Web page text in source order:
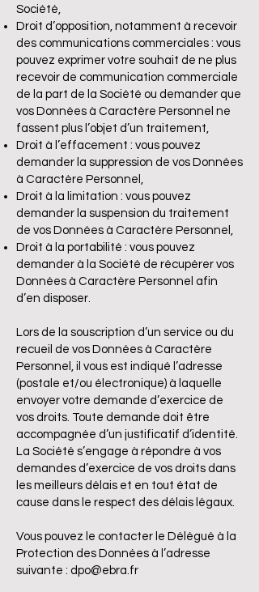
Société,
Droit d’opposition, notamment à recevoir
des communications commerciales : vous
pouvez exprimer votre souhait de ne plus
recevoir de communication commerciale
de la part de la Société ou demander que
vos Données à Caractère Personnel ne
fassent plus l’objet d’un traitement,
Droit à l’effacement : vous pouvez
demander la suppression de vos Données
à Caractère Personnel,
Droit à la limitation : vous pouvez
demander la suspension du traitement
de vos Données à Caractère Personnel,
Droit à la portabilité : vous pouvez
demander à la Société de récupérer vos
Données à Caractère Personnel afin
d’en disposer.
Lors de la souscription d’un service ou du
recueil de vos Données à Caractère
Personnel, il vous est indiqué l’adresse
(postale et/ou électronique) à laquelle
envoyer votre demande d’exercice de
vos droits. Toute demande doit être
accompagnée d’un justificatif d’identité.
La Société s’engage à répondre à vos
demandes d’exercice de vos droits dans
les meilleurs délais et en tout état de
cause dans le respect des délais légaux.
Vous pouvez le contacter le Délégué à la
Protection des Données à l’adresse
suivante : dpo@ebra.fr